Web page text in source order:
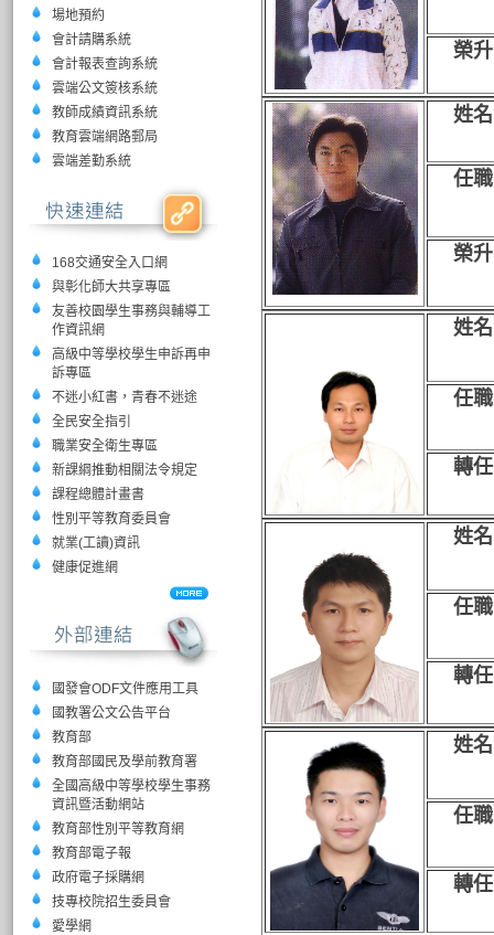
場地預約
會計請購系統
會計報表查詢系統
雲端公文簽核系統
教師成績資訊系統
教育雲端網路郵局
雲端差勤系統
168交通安全入口網
與彰化師大共享專區
友善校園學生事務與輔導工
作資訊網
高級中等學校學生申訴再申
訴專區
不迷小紅書，青春不迷途
全民安全指引
職業安全衛生專區
新課綱推動相關法令規定
課程總體計畫書
性別平等教育委員會
就業(工讀)資訊
健康促進網
國發會ODF文件應用工具
國教署公文公告平台
教育部
教育部國民及學前教育署
全國高級中等學校學生事務
資訊暨活動網站
教育部性別平等教育網
教育部電子報
政府電子採購網
技專校院招生委員會
愛學網
榮升
姓名
任職
榮升
姓名
任職
轉任
姓名
任職
轉任
姓名
任職
轉任